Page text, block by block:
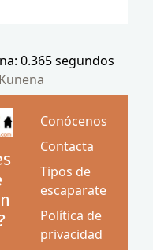
0.365 segundos
Conócenos
Contacta
Tipos de
escaparate
Política de
privacidad